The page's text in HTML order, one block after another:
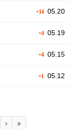
+1405.20
+405.19
+405.15
+1 05.12